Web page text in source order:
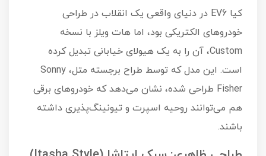
کیا EV6 در دنیای واقعی یک انقلاب در طراحی
خودروهای الکتریکی بود، اما هات ویلز با نسخه
Custom، آن را به یک هیولای خیابانی تبدیل کرده
است. این مدل که توسط طراح برجسته متل، Sonny
Fisher طراحی شده، نشان می‌دهد که خودروهای برقی
هم می‌توانند روحیه اسپرت و تیونینگ‌پذیری داشته
باشند.